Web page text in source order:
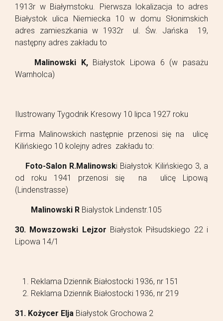
1913r w Białymstoku. Pierwsza lokalizacja to adres
Białystok ulica Niemiecka 10 w domu Słonimskich
adres zamieszkania w 1932r ul. Św. Jańska 19,
następny adres zakładu to
Malinowski K,Białystok Lipowa 6 (w pasażu
Warnholca)
Ilustrowany Tygodnik Kresowy 10 lipca 1927 roku
Firma Malinowskich następnie przenosi się na ulicę
Kilińskiego 10 kolejny adres zakładu to:
Foto-Salon R.Malinowski Białystok Kilińskiego 3, a
od roku 1941 przenosi się na ulicę Lipową
(Lindenstrasse)
Malinowski R Bialystok Lindenstr.105
30. Mowszowski Lejzor Białystok Piłsudskiego 22 i
Lipowa 14/1
Reklama Dziennik Białostocki 1936, nr 151
Reklama Dziennik Białostocki 1936, nr 219
31. Kożycer Elja Białystok Grochowa 2